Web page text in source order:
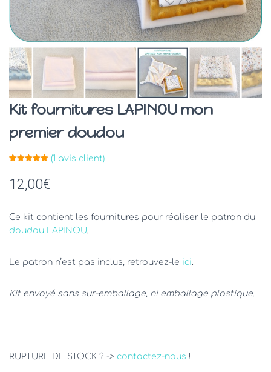
Kit fournitures LAPINOU mon
premier doudou
basé sur
notation
(1 avis client)
12,00€
Ce kit contient les fournitures pour réaliser le patron du
doudou LAPINOU
Le patron n’est pas inclus, retrouvez-le ici
Kit envoyé sans sur-emballage, ni emballage plastique.
RUPTURE DE STOCK ? -> contactez-nous !